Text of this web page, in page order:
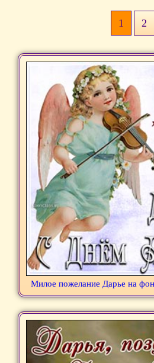
1 2
Милое пожелание Дарье на